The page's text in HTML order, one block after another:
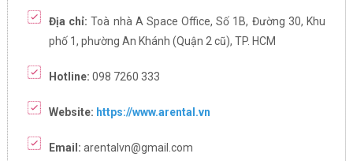
Địa chỉ: Toà nhà A Space Office, Số 1B, Đường 30, Khu
phố 1, phường An Khánh (Quận 2 cũ), TP. HCM
Hotline: 098 7260 333
Website: https://www.arental.vn
Email: arentalvn@gmail.com